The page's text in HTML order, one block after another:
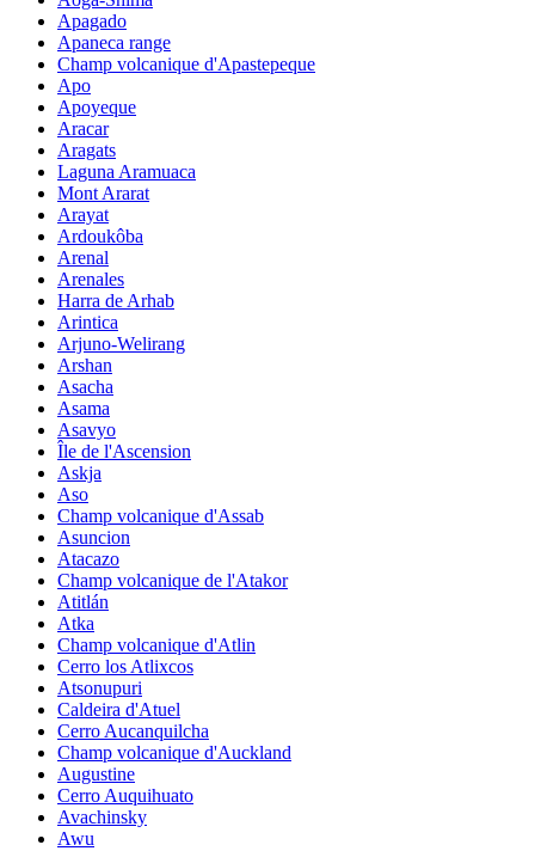
Apagado
Apaneca range
Champ volcanique d'Apastepeque
Apo
Apoyeque
Aracar
Aragats
Laguna Aramuaca
Mont Ararat
Arayat
Ardoukôba
Arenal
Arenales
Harra de Arhab
Arintica
Arjuno-Welirang
Arshan
Asacha
Asama
Asavyo
Île de l'Ascension
Askja
Aso
Champ volcanique d'Assab
Asuncion
Atacazo
Champ volcanique de l'Atakor
Atitlán
Atka
Champ volcanique d'Atlin
Cerro los Atlixcos
Atsonupuri
Caldeira d'Atuel
Cerro Aucanquilcha
Champ volcanique d'Auckland
Augustine
Cerro Auquihuato
Avachinsky
Awu